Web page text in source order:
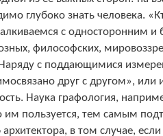
глубоко знать человека.
с односторонним
философских,
с поддающимися
друг с другом», или
Наука графология,
им пользуется, тем самым
в том случае,